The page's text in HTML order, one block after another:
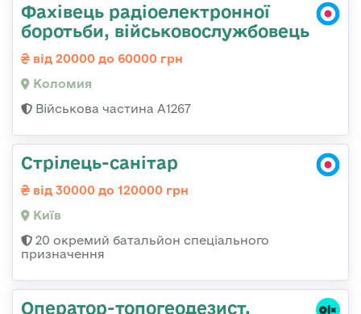
Фахівець радіоелектронної
боротьби, військовослужбовець
від 20000 до 60000 грн
Коломия
Військова частина А1267
Стрілець-санітар
від 30000 до 120000 грн
Київ
20 окремий батальйон спеціального
призначення
Оператор-топогеодезист,